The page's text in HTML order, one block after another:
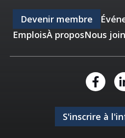
Devenir membre
EmploisÀ proposNous
S'inscrire à